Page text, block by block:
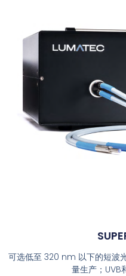
可选低至 320 nm 以下的短波
量生产；UVB